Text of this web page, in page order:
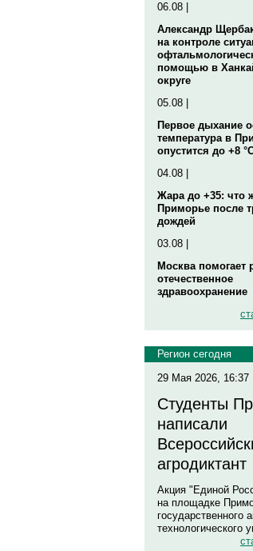
06.08 |
Александр
на контроле
помощью в
округе
05.08 |
Первое дыхание
температура в
опустится до +8
04.08 |
Жара до +35: что
Приморье после
дождей
03.08 |
Москва помогает
отечественное
здравоохранение
Регион сегодня
29 Мая 2026, 16:37
Студенты
написали
агродиктант
Акция "Единой
на площадке
государственного
технологического